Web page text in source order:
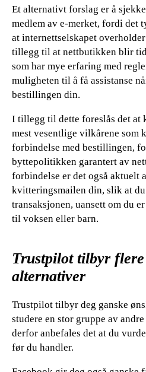
Et alternativt forslag er å
medlem av e-merket, fordi det
at internettselskapet
tillegg til at nettbutikken blir
som har mye erfaring med
muligheten til å få assistanse
bestillingen din.
I tillegg til dette foreslås det at
mest vesentlige vilkårene som
forbindelse med bestillingen,
byttepolitikken garantert av
forbindelse er det også aktuelt
kvitteringsmailen din, slik at
transaksjonen, uansett om du
til voksen eller barn.
Trustpilot tilbyr flere
alternativer
Trustpilot tilbyr deg ganske
studere en stor gruppe av
derfor anbefales det at du
før du handler.